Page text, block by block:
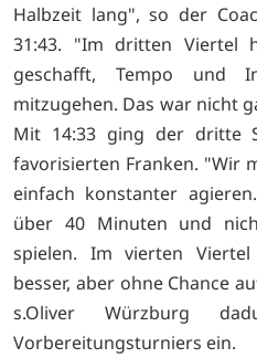
Halbzeit lang", so der
31:43. "Im dritten Viertel
geschafft, Tempo und
mitzugehen. Das war nicht
Mit 14:33 ging der dritte
favorisierten Franken. "Wir
einfach konstanter
über 40 Minuten und
spielen. Im vierten
besser, aber ohne Chance
s.Oliver Würzburg
Vorbereitungsturniers ein.